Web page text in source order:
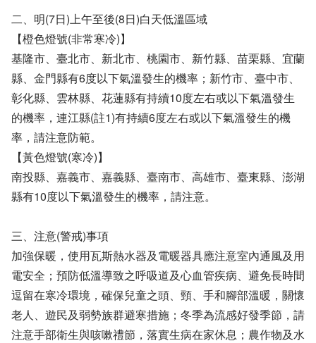
二、明(7日)上午至後(8日)白天低溫區域
【橙色燈號(非常寒冷)】
基隆市、臺北市、新北市、桃園市、新竹縣、苗栗縣、宜蘭
縣、金門縣有6度以下氣溫發生的機率；新竹市、臺中市、
彰化縣、雲林縣、花蓮縣有持續10度左右或以下氣溫發生
的機率，連江縣(註1)有持續6度左右或以下氣溫發生的機
率，請注意防範。
【黃色燈號(寒冷)】
南投縣、嘉義市、嘉義縣、臺南市、高雄市、臺東縣、澎湖
縣有10度以下氣溫發生的機率，請注意。
三、注意(警戒)事項
加強保暖，使用瓦斯熱水器及電暖器具應注意室內通風及用
電安全；預防低溫導致之呼吸道及心血管疾病、避免長時間
逗留在寒冷環境，確保兒童之頭、頸、手和腳部溫暖，關懷
老人、遊民及弱勢族群避寒措施；冬季為流感好發季節，請
注意手部衛生與咳嗽禮節，落實生病在家休息；農作物及水